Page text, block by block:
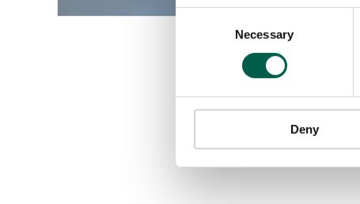
Consent
Necessary
Deny